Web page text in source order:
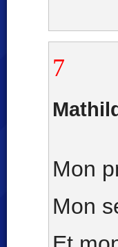
7
Mon
Mon